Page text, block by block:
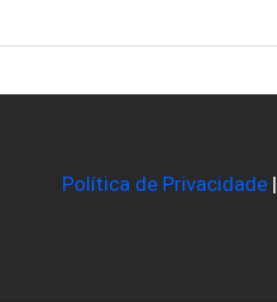
Política de Privacidade|